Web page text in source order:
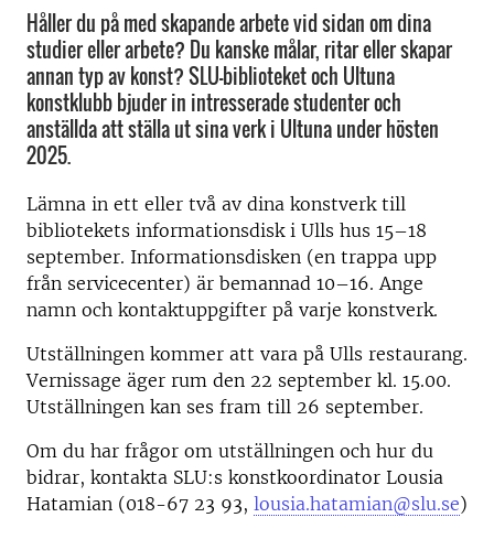
Håller du på med skapande arbete vid sidan om dina
studier eller arbete? Du kanske målar, ritar eller skapar
annan typ av konst? SLU-biblioteket och Ultuna
konstklubb bjuder in intresserade studenter och
anställda att ställa ut sina verk i Ultuna under hösten
2025.
Lämna in ett eller två av dina konstverk till
bibliotekets informationsdisk i Ulls hus 15–18
september. Informationsdisken (en trappa upp
från servicecenter) är bemannad 10–16. Ange
namn och kontaktuppgifter på varje konstverk.
Utställningen kommer att vara på Ulls restaurang.
Vernissage äger rum den 22 september kl. 15.00.
Utställningen kan ses fram till 26 september.
Om du har frågor om utställningen och hur du
bidrar, kontakta SLU:s konstkoordinator Lousia
Hatamian (018-67 23 93, lousia.hatamian@slu.se)